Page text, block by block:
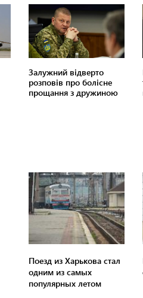
Поезд из Харькова стал
одним из самых
популярных летом